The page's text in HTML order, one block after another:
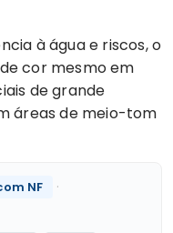
à água e riscos, o
cor mesmo em
de grande
áreas de meio-tom
NF ·